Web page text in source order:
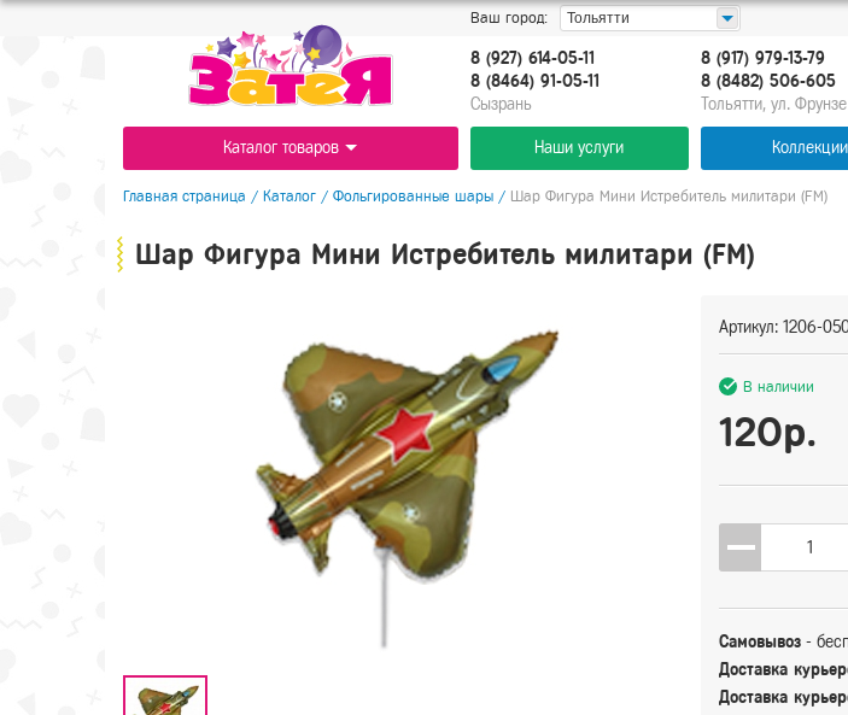
Ваш город: Тольятти
8 (927) 614-05-11
8 (8464) 91-05-11
Cызрань
8 (917) 979-13-79
8 (8482) 506-605
Тольятти, ул.
Каталог товаров Наши услуги Коллекции
Главная страница / Каталог / Фольгированные шары / Шар Фигура Мини Истребитель милитари (FM)
Шар Фигура Мини Истребитель милитари (FM)
Артикул: 1206-
В наличии
120р.
Самовывоз -
Доставка
Доставка